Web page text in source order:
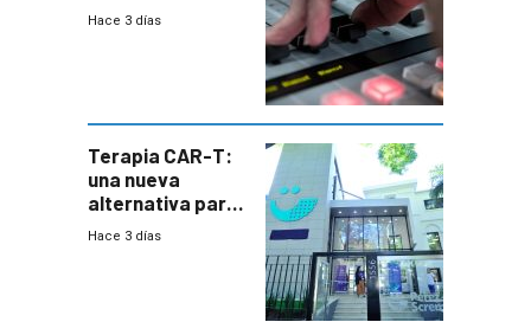
2026
Hace 3 días
Terapia CAR-T:
una nueva
alternativa para
niños y
Hace 3 días